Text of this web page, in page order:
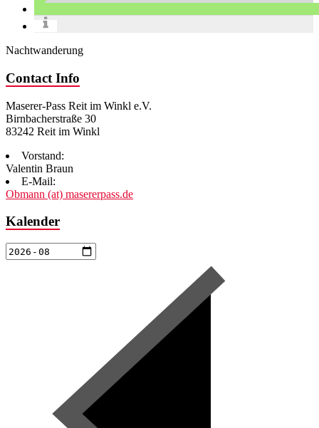
Nachtwanderung
Contact Info
Maserer-Pass Reit im Winkl e.V.
Birnbacherstraße 30
83242 Reit im Winkl
Vorstand:
Valentin Braun
E-Mail:
Obmann (at) masererpass.de
Kalender